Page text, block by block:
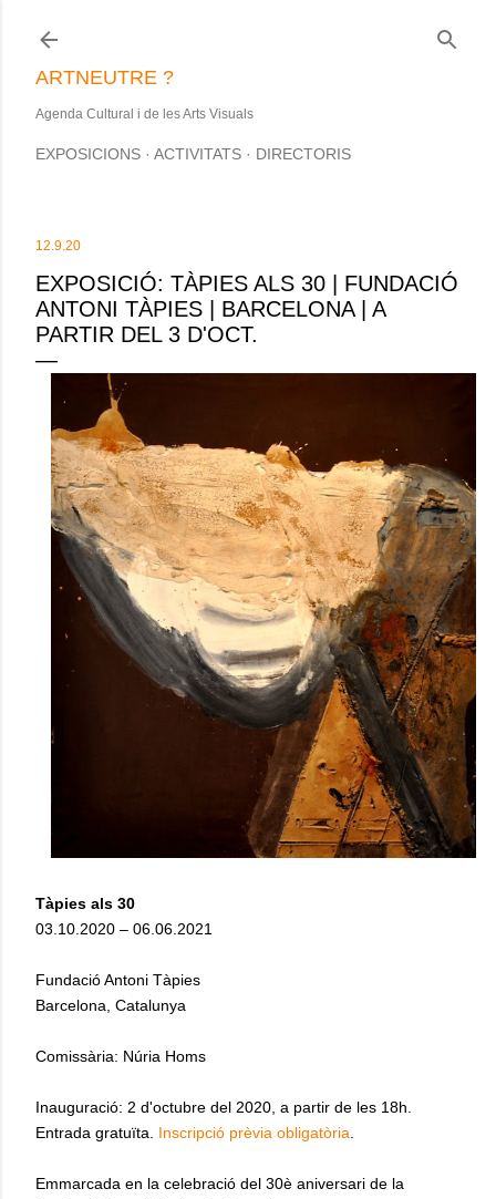
ARTNEUTRE ?
Agenda Cultural i de les Arts Visuals
EXPOSICIONS ACTIVITATS DIRECTORIS
12.9.20
EXPOSICIÓ: TÀPIES ALS 30 | FUNDACIÓ
ANTONI TÀPIES | BARCELONA | A
PARTIR DEL 3 D'OCT.
Tàpies als 30
03.10.2020 – 06.06.2021
Fundació Antoni Tàpies
Barcelona, Catalunya
Comissària: Núria Homs
Inauguració: 2 d'octubre del 2020, a partir de les 18h.
Entrada gratuïta. Inscripció prèvia obligatòria
Emmarcada en la celebració del 30è aniversari de la